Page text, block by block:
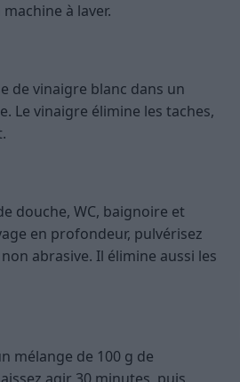
à laver.
de vinaigre blanc dans un
Le vinaigre élimine les taches,
douche, WC, baignoire et
en profondeur, pulvérisez
abrasive. Il élimine aussi les
mélange de 100 g de